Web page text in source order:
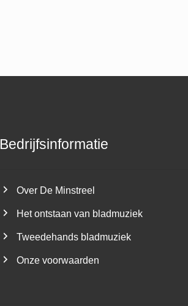
Bedrijfsinformatie
Over De Minstreel
Het ontstaan van bladmuziek
Tweedehands bladmuziek
Onze voorwaarden